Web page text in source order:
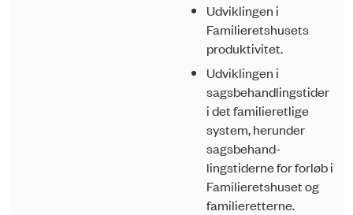
Udviklingen i
Familieretshusets
produktivitet.
Udviklingen i
sagsbehandlingstider
i det familieretlige
system, herunder
sagsbehand­
lingstiderne for forløb i
Familieretshuset og
familieretterne.